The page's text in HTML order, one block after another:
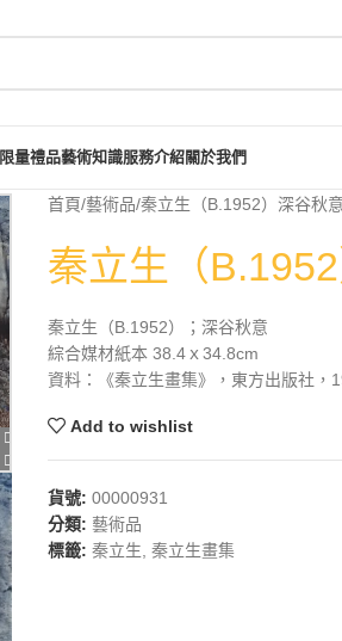
限量禮品藝術知識服務介紹關於我們
首頁 藝術品 秦立生（B.1952）深谷秋意
秦立生（
秦立生（B.1952）；深谷秋意
綜合媒材紙本 38.4ｘ34.8cm
資料：《秦立生畫集》，東方出版社，
Add to wishlist
貨號: 00000931
分類: 藝術品
標籤: 秦立生 秦立生畫集